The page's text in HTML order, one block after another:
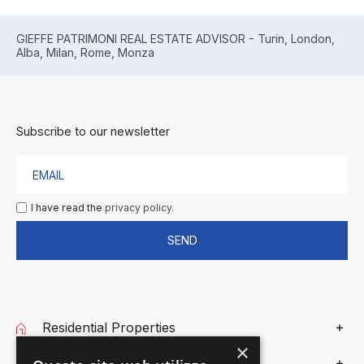
GIEFFE PATRIMONI REAL ESTATE ADVISOR - Turin, London,
Alba, Milan, Rome, Monza
Subscribe to our newsletter
I have read the privacy policy.
SEND
Residential Properties
×